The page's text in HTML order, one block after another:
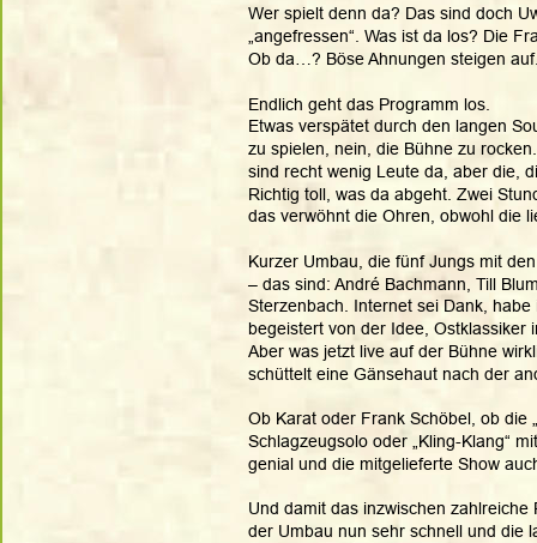
Wer spielt denn da? Das sind doch
„angefressen“. Was ist da los? Die
Ob da…? Böse Ahnungen steigen
Endlich geht das Programm los.
Etwas verspätet durch den langen
zu spielen, nein, die Bühne zu
sind recht wenig Leute da, aber die,
Richtig toll, was da abgeht. Zwei
das verwöhnt die Ohren, obwohl die
Kurzer Umbau, die fünf Jungs mit
– das sind: André Bachmann, Till
Sterzenbach. Internet sei Dank,
begeistert von der Idee,
Aber was jetzt live auf der Bühne
schüttelt eine Gänsehaut nach der
Ob Karat oder Frank Schöbel, ob die
Schlagzeugsolo oder „Kling-Klang“
genial und die mitgelieferte Show
Und damit das inzwischen
der Umbau nun sehr schnell und die